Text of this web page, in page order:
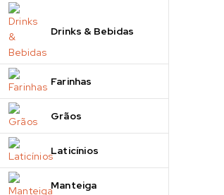
Drinks & Bebidas
Farinhas
Grãos
Laticínios
Manteiga